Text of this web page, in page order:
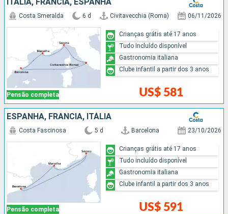
ITÁLIA, FRANCIA, ESPANHA
Pensão completa
Costa Smeralda 6 d Civitavecchia (Roma) 06/11/2026
US$ 581
Crianças grátis até 17 anos
Tudo incluído disponível
Gastronomia italiana
Clube infantil a partir dos 3 anos
ESPANHA, FRANCIA, ITÁLIA
Pensão completa
Costa Fascinosa 5 d Barcelona 23/10/2026
US$ 591
Crianças grátis até 17 anos
Tudo incluído disponível
Gastronomia italiana
Clube infantil a partir dos 3 anos